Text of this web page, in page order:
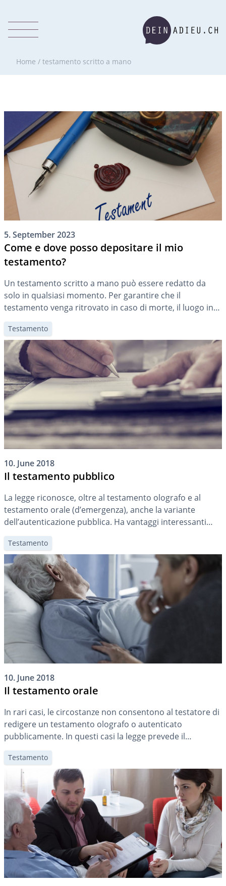
Home / testamento scritto a mano
5. September 2023
Come e dove posso depositare il mio
testamento?
Un testamento scritto a mano può essere redatto da
solo in qualsiasi momento. Per garantire che il
testamento venga ritrovato in caso di morte, il luogo in
cui viene conservato deve essere ben studiato. In questo
articolo potete scoprire dove e come conservare o
depositare il vostro testamento.
Testamento
10. June 2018
Il testamento pubblico
La legge riconosce, oltre al testamento olografo e al
testamento orale (d’emergenza), anche la variante
dell’autenticazione pubblica. Ha vantaggi interessanti
soprattutto in circostanze complicate o nel caso di un
patrimonio di valore.
Testamento
10. June 2018
Il testamento orale
In rari casi, le circostanze non consentono al testatore di
redigere un testamento olografo o autenticato
pubblicamente. In questi casi la legge prevede il
testamento orale. A tal fine, tuttavia, devono essere
soddisfatti determinati requisiti.
Testamento